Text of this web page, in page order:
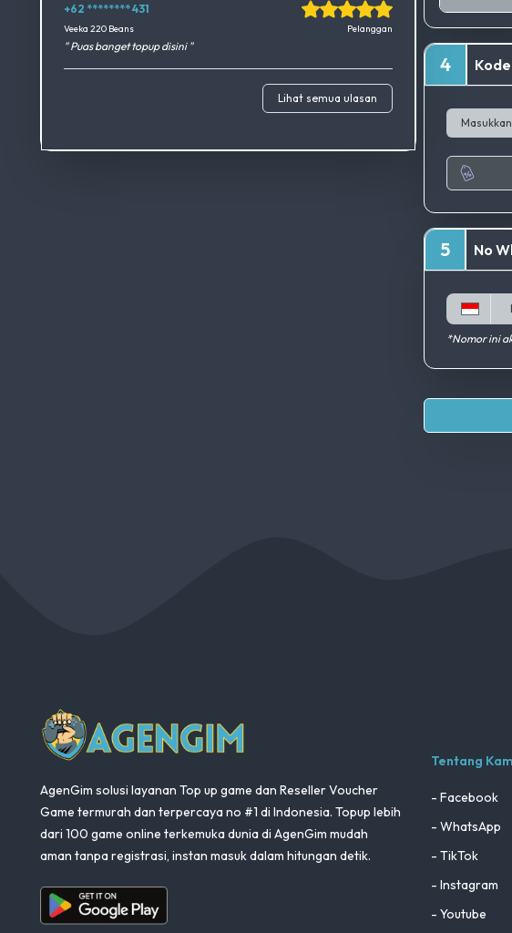
+62 ******** 431
Okedimers Group INC
Veeka 220 Beans Pelanggan
" Puas banget topup disini "
Lihat semua ulasan
4
5 No
*Nomor ini
AgenGim
AgenGim solusi layanan Top up game dan Reseller Voucher
Game termurah dan terpercaya no #1 di Indonesia. Topup lebih
dari 100 game online terkemuka dunia di AgenGim mudah
aman tanpa registrasi, instan masuk dalam hitungan detik.
Aplikasi Android
Tentang
- Facebook
- WhatsApp
- TikTok
- Instagram
- Youtube